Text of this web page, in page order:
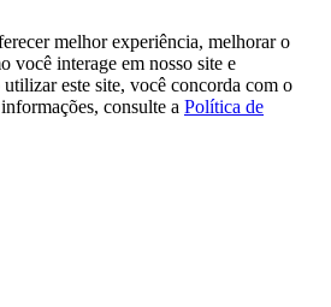
melhor experiência, melhorar o
você interage em nosso site e
este site, você concorda com o
consulte a Política de